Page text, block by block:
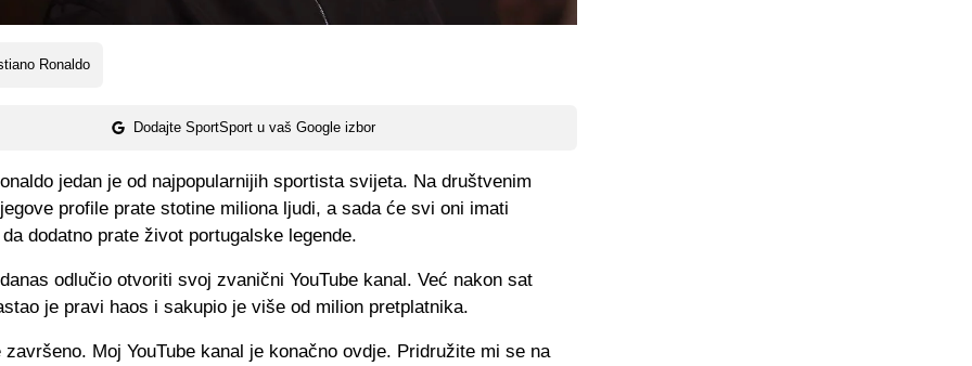
Ronaldo
Dodajte SportSport u vaš Google izbor
jedan je od najpopularnijih sportista svijeta. Na društvenim
profile prate stotine miliona ljudi, a sada će svi oni imati
dodatno prate život portugalske legende.
odlučio otvoriti svoj zvanični YouTube kanal. Već nakon sat
je pravi haos i sakupio je više od milion pretplatnika.
završeno. Moj YouTube kanal je konačno ovdje. Pridružite mi se na